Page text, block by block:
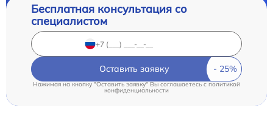
Бесплатная консультация со
специалистом
Оставить заявку
Нажимая на кнопку "Оставить заявку" Вы соглашаетесь c политикой
конфиденциальности